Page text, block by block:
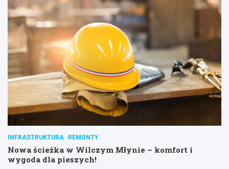
INFRASTRUKTURA REMONTY
Nowa ścieżka w Wilczym Młynie – komfort i
wygoda dla pieszych!